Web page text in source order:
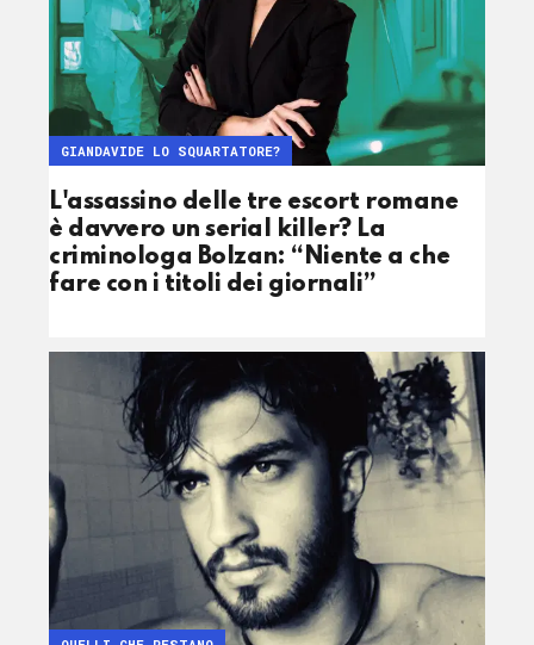
L'assassino delle tre escort romane
è davvero un serial killer? La
criminologa Bolzan: “Niente a che
fare con i titoli dei giornali”
GIANDAVIDE LO SQUARTATORE?